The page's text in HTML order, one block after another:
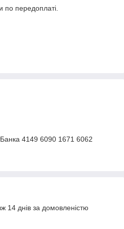
по передоплаті.
4149 6090 1671 6062
14 днів за домовленістю